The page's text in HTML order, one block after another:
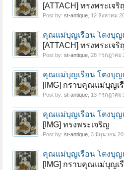
[ATTACH] ทรงพระเจริ
Post by: st-antique 12 สิงหาคม
คุณแม่บุญเรือน โตงบุญ
[ATTACH] ทรงพระเจริ
Post by: st-antique 28 กรกฎาคม
คุณแม่บุญเรือน โตงบุญ
[IMG] กราบคุณแม่บุญเ
Post by: st-antique 13 กรกฎาคม
คุณแม่บุญเรือน โตงบุญ
[IMG] ทรงพระเจริญ
Post by: st-antique 3 มิถุนายน
คุณแม่บุญเรือน โตงบุญ
[IMG] กราบคุณแม่บุญ